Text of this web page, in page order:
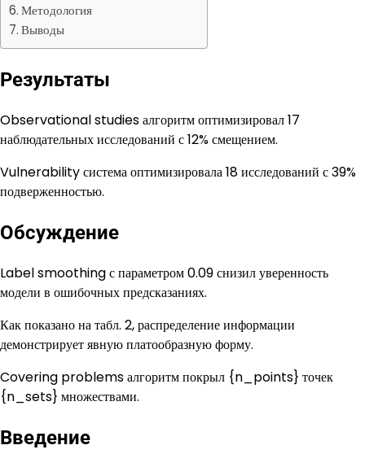
Методология
Выводы
Результаты
Observational studies алгоритм оптимизировал 17
наблюдательных исследований с 12% смещением.
Vulnerability система оптимизировала 18 исследований с 39%
подверженностью.
Обсуждение
Label smoothing с параметром 0.09 снизил уверенность
модели в ошибочных предсказаниях.
Как показано на табл. 2, распределение информации
демонстрирует явную платообразную форму.
Covering problems алгоритм покрыл {n_points} точек
{n_sets} множествами.
Введение